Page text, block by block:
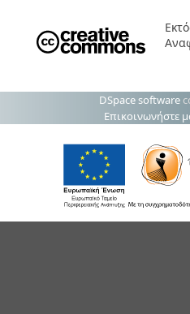
DSpace software
Επικοινωνήστε